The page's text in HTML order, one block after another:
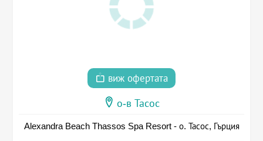
виж офертата
о-в Тасос
Alexandra Beach Thassos Spa Resort - о. Тасос, Гърция